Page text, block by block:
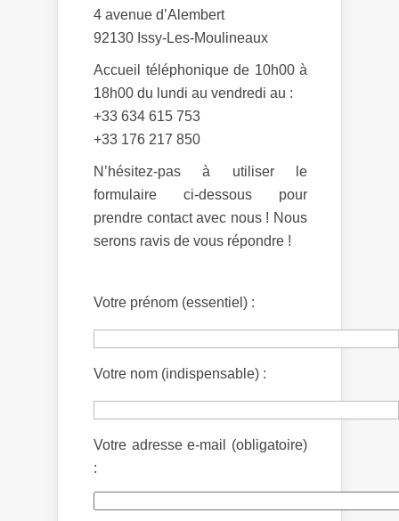
4 avenue d’Alembert
92130 Issy-Les-Moulineaux
Accueil téléphonique de 10h00 à
18h00 du lundi au vendredi au :
+33 634 615 753
+33 176 217 850
N’hésitez-pas à utiliser le
formulaire ci-dessous pour
prendre contact avec nous ! Nous
serons ravis de vous répondre !
Votre prénom (essentiel) :
Votre nom (indispensable) :
Votre adresse e-mail (obligatoire)
: